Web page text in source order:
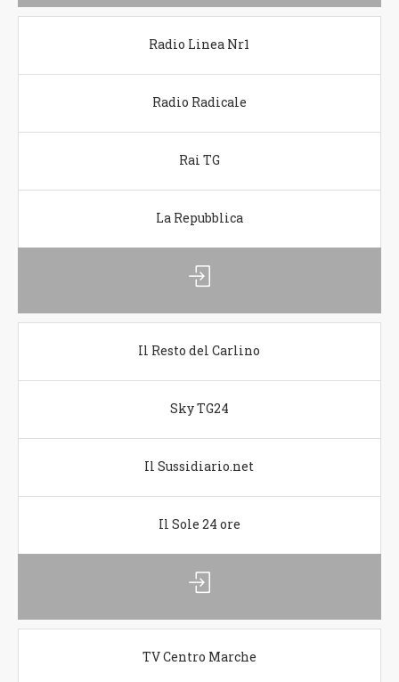
Radio Linea Nr1
Radio Radicale
Rai TG
La Repubblica
Il Resto del Carlino
Sky TG24
Il Sussidiario.net
Il Sole 24 ore
TV Centro Marche